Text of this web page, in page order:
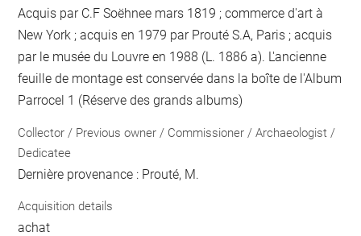
Acquis par C.F Soëhnee mars 1819 ; commerce d'art à
New York ; acquis en 1979 par Prouté S.A, Paris ; acquis
par le musée du Louvre en 1988 (L. 1886 a). L'ancienne
feuille de montage est conservée dans la boîte de l'Album
Parrocel 1 (Réserve des grands albums)
Collector / Previous owner / Commissioner / Archaeologist /
Dedicatee
Dernière provenance : Prouté, M.
Acquisition details
achat